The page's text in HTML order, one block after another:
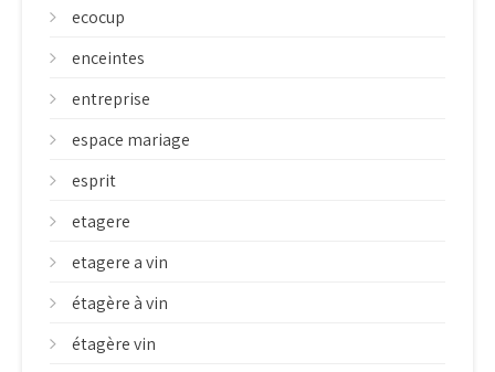
ecocup
enceintes
entreprise
espace mariage
esprit
etagere
etagere a vin
étagère à vin
étagère vin